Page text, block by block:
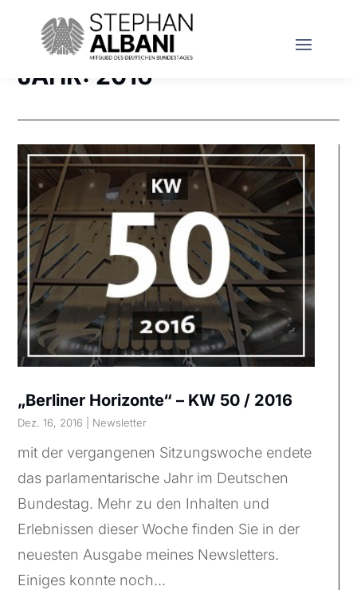
JAHR: 2016
„Berliner Horizonte“ – KW 50 / 2016
Dez. 16, 2016 Newsletter
mit der vergangenen Sitzungswoche endete
das parlamentarische Jahr im Deutschen
Bundestag. Mehr zu den Inhalten und
Erlebnissen dieser Woche finden Sie in der
neuesten Ausgabe meines Newsletters.
Einiges konnte noch...